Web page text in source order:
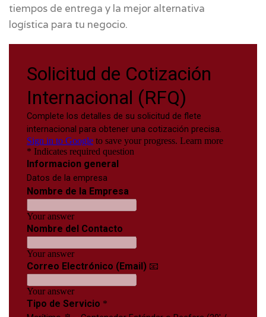
tiempos de entrega y la mejor alternativa
logística para tu negocio.